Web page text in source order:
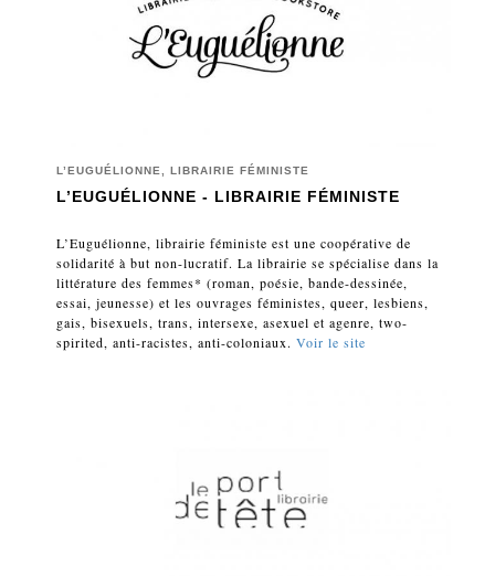
L’EUGUÉLIONNE, LIBRAIRIE FÉMINISTE
L’EUGUÉLIONNE - LIBRAIRIE FÉMINISTE
L’Euguélionne, librairie féministe est une coopérative de
solidarité à but non-lucratif. La librairie se spécialise dans la
littérature des femmes* (roman, poésie, bande-dessinée,
essai, jeunesse) et les ouvrages féministes, queer, lesbiens,
gais, bisexuels, trans, intersexe, asexuel et agenre, two-
spirited, anti-racistes, anti-coloniaux. Voir le site